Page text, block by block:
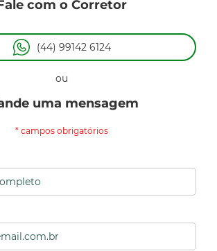
com o Corretor
(44) 99142 6124
ou
uma mensagem
* campos obrigatórios